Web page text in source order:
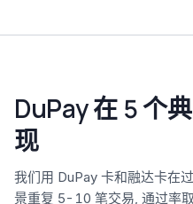
DuPay 在 5 个
现
我们用 DuPay 卡和融达卡在
景重复 5-10 笔交易, 通过率